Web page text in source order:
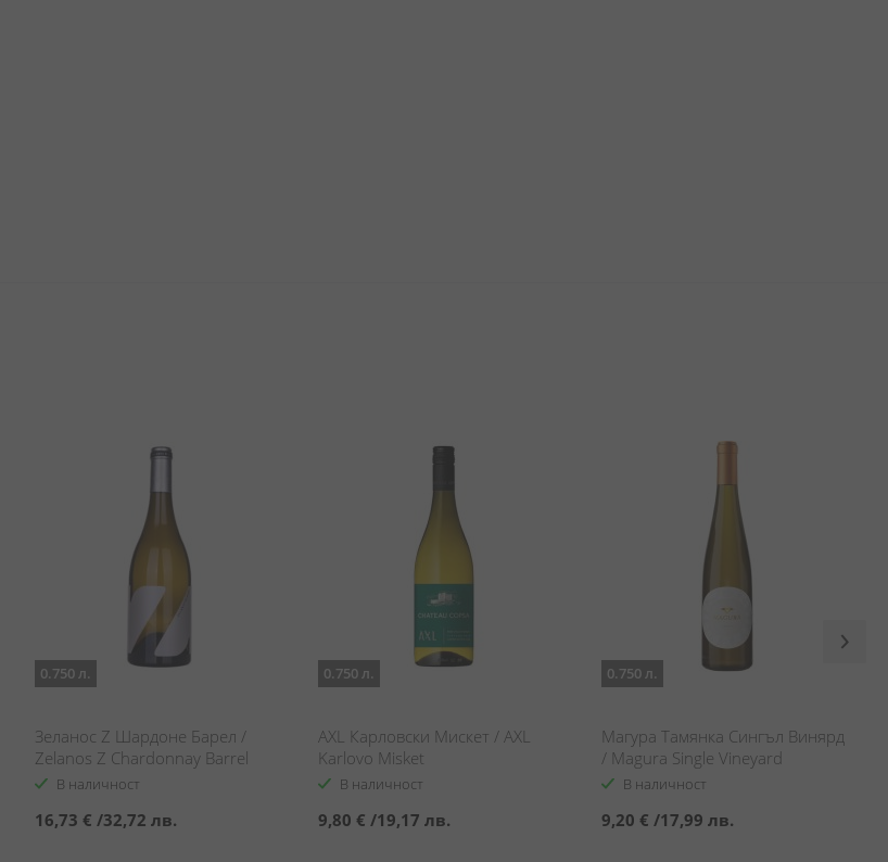
0.750 л.
Зеланос Z Шардоне Барел /
Zelanos Z Chardonnay Barrel
В наличност
16,73 € /32,72 лв.
0.750 л.
AXL Карловски Мискет / AXL
Karlovo Misket
В наличност
9,80 € /19,17 лв.
0.750 л.
Магура Тамянка Сингъл Винярд
/ Magura Single Vineyard
Tamyanka
В наличност
9,20 € /17,99 лв.